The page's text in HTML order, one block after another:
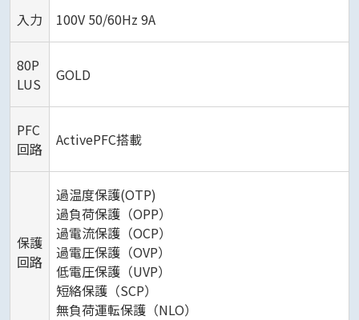
入力 100V 50/60Hz 9A
80P
LUS
GOLD
PFC
回路
ActivePFC搭載
保護
回路
過温度保護(OTP)
過負荷保護（OPP）
過電流保護（OCP）
過電圧保護（OVP）
低電圧保護（UVP）
短絡保護（SCP）
無負荷運転保護（NLO）